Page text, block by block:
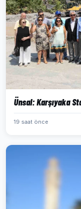
Ünsal: Karşıyaka
19 saat önce